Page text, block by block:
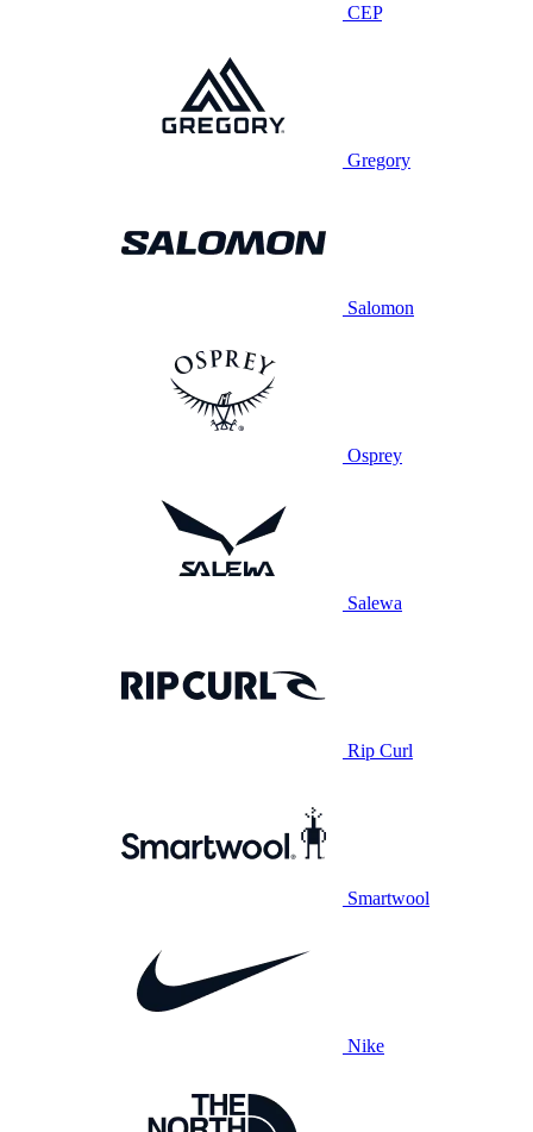
CEP
Gregory
Salomon
Osprey
Salewa
Rip Curl
Smartwool
Nike